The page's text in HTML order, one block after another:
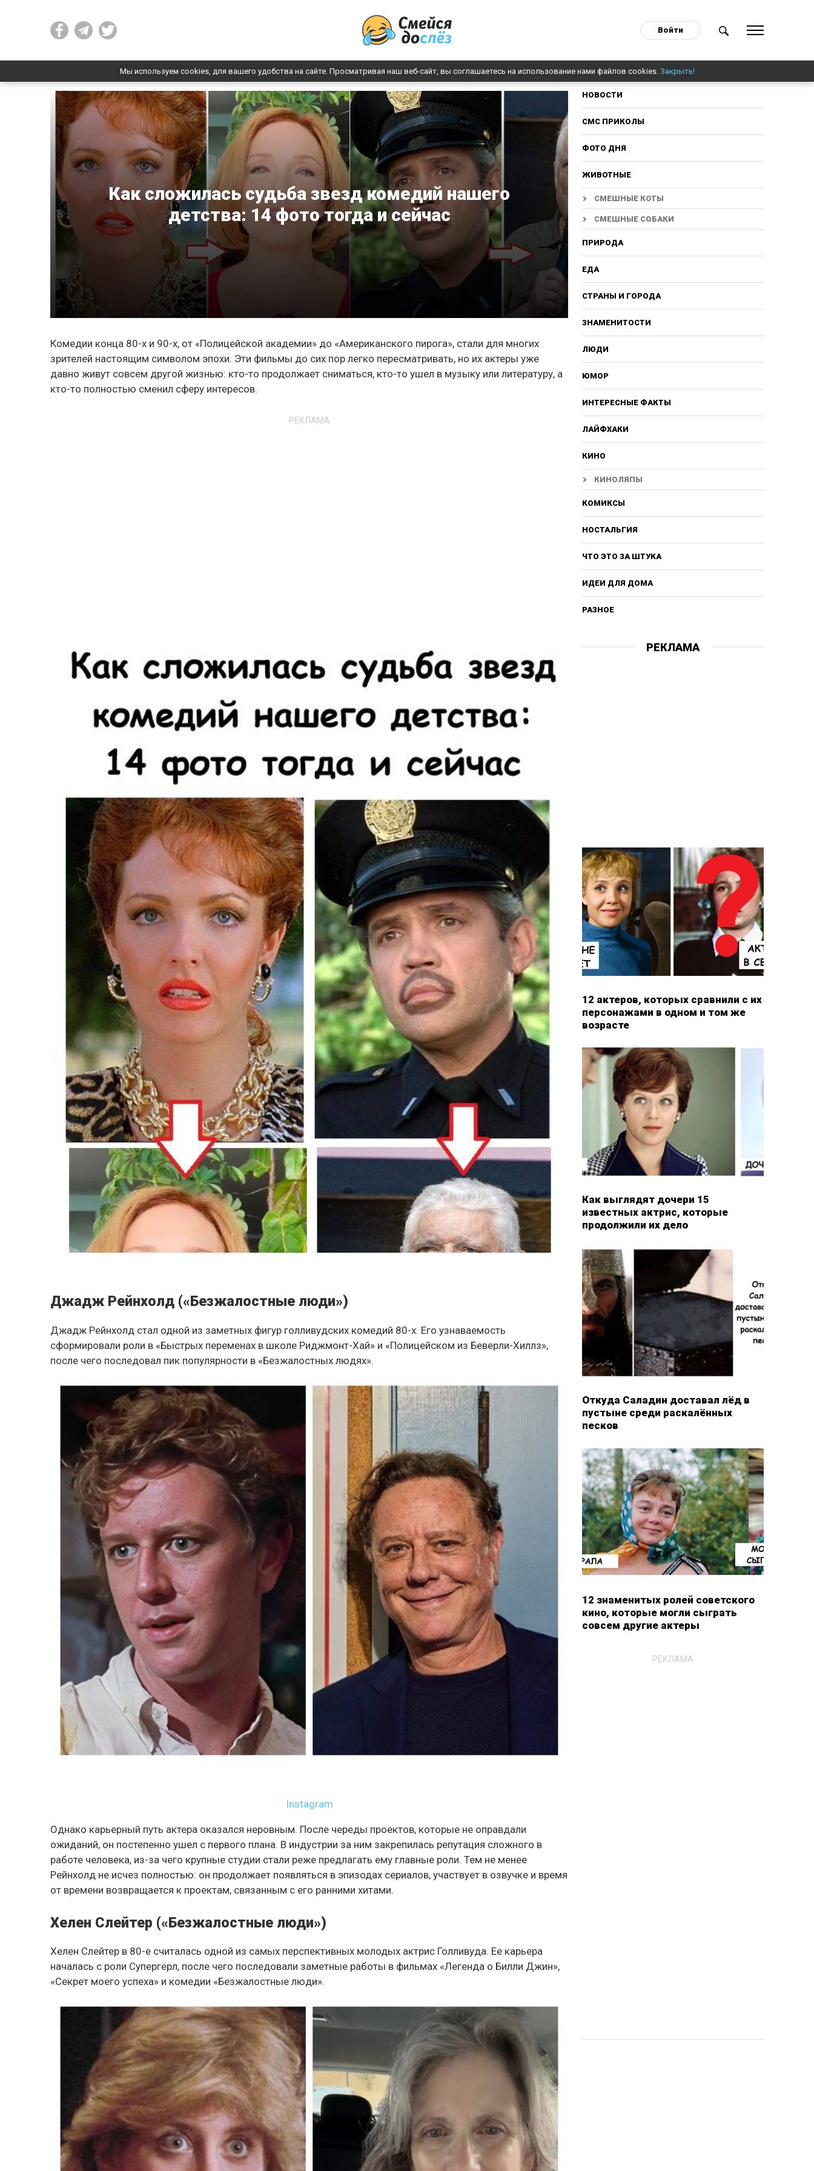
Войти
Мы используем cookies, для вашего удобства на сайте. Просматривая наш веб-сайт, вы соглашаетесь на использование нами файлов cookies. Закрыть!
Как сложилась судьба звезд комедий нашего
детства: 14 фото тогда и сейчас
Комедии конца 80-х и 90-х, от «Полицейской академии» до «Американского пирога», стали для многих
зрителей настоящим символом эпохи. Эти фильмы до сих пор легко пересматривать, но их актеры уже
давно живут совсем другой жизнью: кто-то продолжает сниматься, кто-то ушел в музыку или литературу, а
кто-то полностью сменил сферу интересов.
РЕКЛАМА
Джадж Рейнхолд («Безжалостные люди»)
Джадж Рейнхолд стал одной из заметных фигур голливудских комедий 80-х. Его узнаваемость
сформировали роли в «Быстрых переменах в школе Риджмонт-Хай» и «Полицейском из Беверли-Хиллз»,
после чего последовал пик популярности в «Безжалостных людях».
Instagram
Однако карьерный путь актера оказался неровным. После череды проектов, которые не оправдали
ожиданий, он постепенно ушел с первого плана. В индустрии за ним закрепилась репутация сложного в
работе человека, из-за чего крупные студии стали реже предлагать ему главные роли. Тем не менее
Рейнхолд не исчез полностью: он продолжает появляться в эпизодах сериалов, участвует в озвучке и время
от времени возвращается к проектам, связанным с его ранними хитами.
Хелен Слейтер («Безжалостные люди»)
Хелен Слейтер в 80-е считалась одной из самых перспективных молодых актрис Голливуда. Ее карьера
началась с роли Супергёрл, после чего последовали заметные работы в фильмах «Легенда о Билли Джин»,
«Секрет моего успеха» и комедии «Безжалостные люди».
НОВОСТИ
СМС ПРИКОЛЫ
ФОТО ДНЯ
ЖИВОТНЫЕ
СМЕШНЫЕ КОТЫ
СМЕШНЫЕ СОБАКИ
ПРИРОДА
ЕДА
СТРАНЫ И ГОРОДА
ЗНАМЕНИТОСТИ
ЛЮДИ
ЮМОР
ИНТЕРЕСНЫЕ ФАКТЫ
ЛАЙФХАКИ
КИНО
КИНОЛЯПЫ
КОМИКСЫ
НОСТАЛЬГИЯ
ЧТО ЭТО ЗА ШТУКА
ИДЕИ ДЛЯ ДОМА
РАЗНОЕ
РЕКЛАМА
12 актеров, которых сравнили с их
персонажами в одном и том же
возрасте
Как выглядят дочери 15
известных актрис, которые
продолжили их дело
Откуда Саладин доставал лёд в
пустыне среди раскалённых
песков
12 знаменитых ролей советского
кино, которые могли сыграть
совсем другие актеры
РЕКЛАМА